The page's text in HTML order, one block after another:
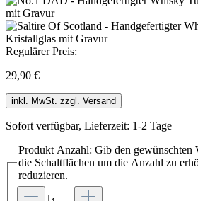
Regulärer Preis:
29,90 €
inkl. MwSt. zzgl. Versand
Sofort verfügbar, Lieferzeit: 1-2 Tage
Produkt Anzahl: Gib den gewünschten
die Schaltflächen um die Anzahl zu
reduzieren.